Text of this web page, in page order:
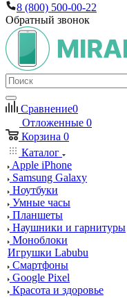
8 (800) 500-00-22
Обратный звонок
Сравнение0
Отложенные 0
Корзина 0
Каталог
Apple iPhone
Samsung Galaxy
Ноутбуки
Умные часы
Планшеты
Наушники и гарнитуры
Моноблоки
Игрушки Labubu
Смартфоны
Google Pixel
Красота и здоровье